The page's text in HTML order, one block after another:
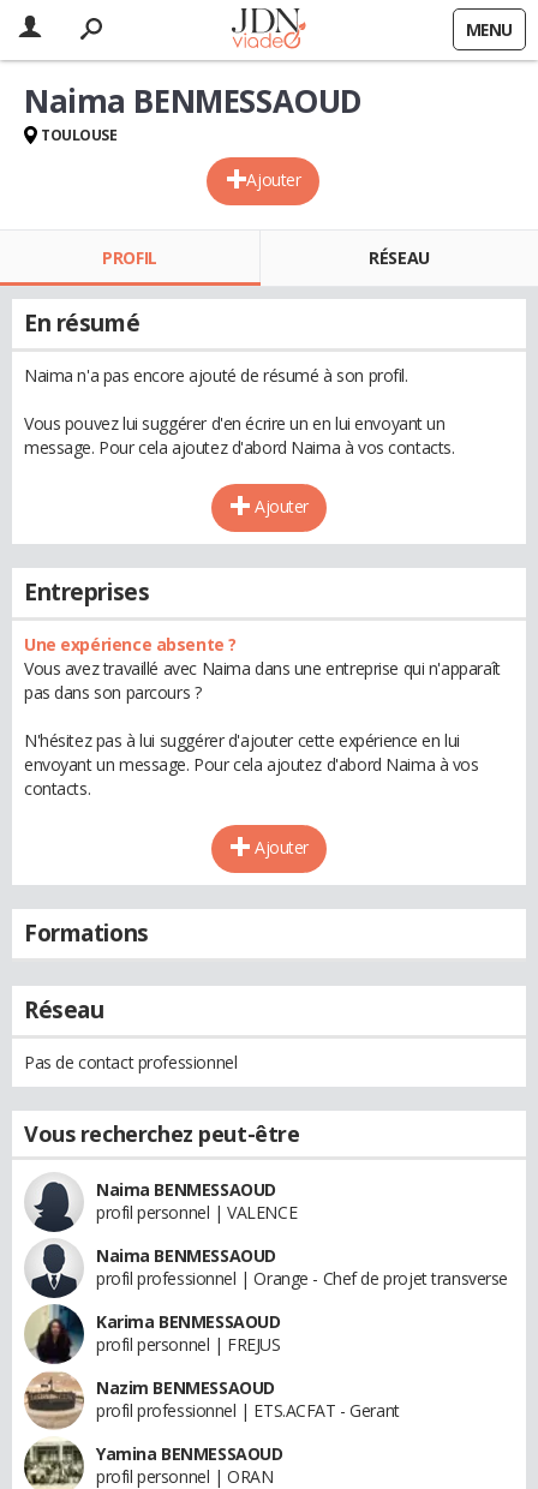
MENU
Ajouter
Naima BENMESSAOUD
TOULOUSE
PROFIL RÉSEAU
En résumé
Naima n'a pas encore ajouté de résumé à son profil.
Vous pouvez lui suggérer d'en écrire un en lui envoyant un
message. Pour cela ajoutez d'abord Naima à vos contacts.
Ajouter
Entreprises
Une expérience absente ?
Vous avez travaillé avec Naima dans une entreprise qui n'apparaît
pas dans son parcours ?
N'hésitez pas à lui suggérer d'ajouter cette expérience en lui
envoyant un message. Pour cela ajoutez d'abord Naima à vos
contacts.
Ajouter
Formations
Réseau
Pas de contact professionnel
Vous recherchez peut-être
Naima BENMESSAOUD
profil personnel | VALENCE
Naima BENMESSAOUD
profil professionnel | Orange - Chef de projet transverse
Karima BENMESSAOUD
profil personnel | FREJUS
Nazim BENMESSAOUD
profil professionnel | ETS.ACFAT - Gerant
Yamina BENMESSAOUD
profil personnel | ORAN